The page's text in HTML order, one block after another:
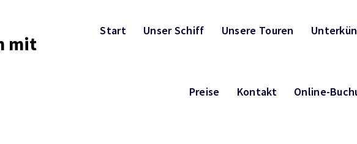
Start Unser Schiff Unsere Touren
Preise Kontakt Online-